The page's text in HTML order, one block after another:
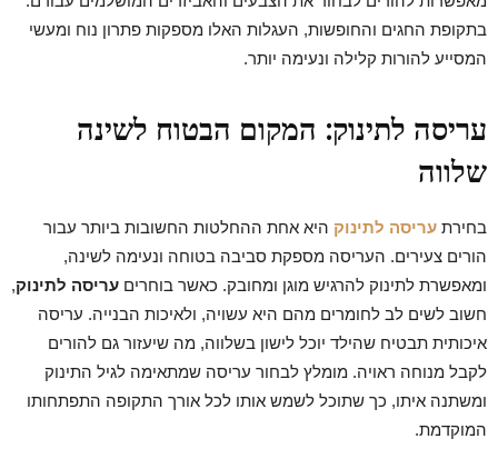
בתקופת החגים והחופשות, העגלות האלו מספקות פתרון נוח ומעשי
המסייע להורות קלילה ונעימה יותר.
עריסה לתינוק: המקום הבטוח לשינה
שלווה
בחירת עריסה לתינוק היא אחת ההחלטות החשובות ביותר עבור
הורים צעירים. העריסה מספקת סביבה בטוחה ונעימה לשינה,
ומאפשרת לתינוק להרגיש מוגן ומחובק. כאשר בוחרים עריסה לתינוק,
חשוב לשים לב לחומרים מהם היא עשויה, ולאיכות הבנייה. עריסה
איכותית תבטיח שהילד יוכל לישון בשלווה, מה שיעזור גם להורים
לקבל מנוחה ראויה. מומלץ לבחור עריסה שמתאימה לגיל התינוק
ומשתנה איתו, כך שתוכל לשמש אותו לכל אורך התקופה התפתחותו
המוקדמת.